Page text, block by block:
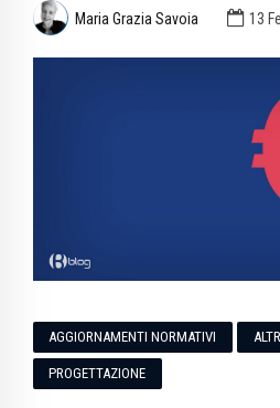
Maria Grazia Savoia 13
AGGIORNAMENTI NORMATIVI
PROGETTAZIONE